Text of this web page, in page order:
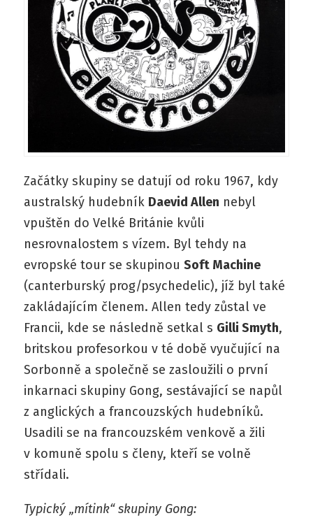
Začátky skupiny se datují od roku 1967, kdy
australský hudebník Daevid Allen nebyl
vpuštěn do Velké Británie kvůli
nesrovnalostem s vízem. Byl tehdy na
evropské tour se skupinou Soft Machine
(canterburský prog/psychedelic), jíž byl také
zakládajícím členem. Allen tedy zůstal ve
Francii, kde se následně setkal s Gilli Smyth,
britskou profesorkou v té době vyučující na
Sorbonně a společně se zasloužili o první
inkarnaci skupiny Gong, sestávající se napůl
z anglických a francouzských hudebníků.
Usadili se na francouzském venkově a žili
v komuně spolu s členy, kteří se volně
střídali.
Typický „mítink“ skupiny Gong: